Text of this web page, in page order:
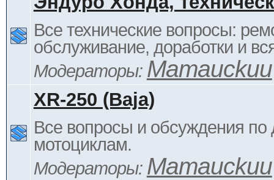
Все технические вопросы:
обслуживание, доработки и
Модераторы: Mamauckuu
XR-250 (Baja)
Все вопросы и обсуждения
мотоциклам.
Модераторы: Mamauckuu